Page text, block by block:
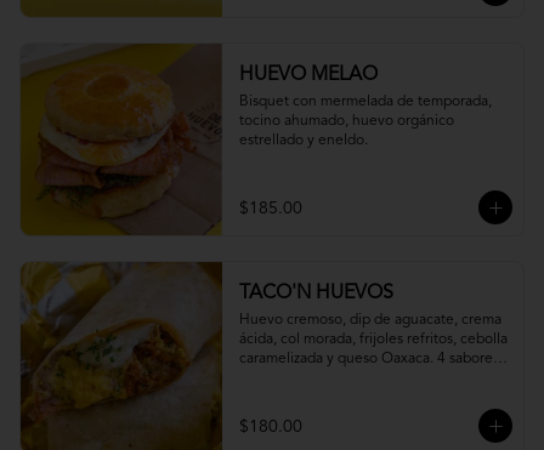
HUEVO MELAO
Bisquet con mermelada de temporada,
tocino ahumado, huevo orgánico
estrellado y eneldo.
$185.00
TACO'N HUEVOS
Huevo cremoso, dip de aguacate, crema
ácida, col morada, frijoles refritos, cebolla
caramelizada y queso Oaxaca. 4 sabores
$180.00